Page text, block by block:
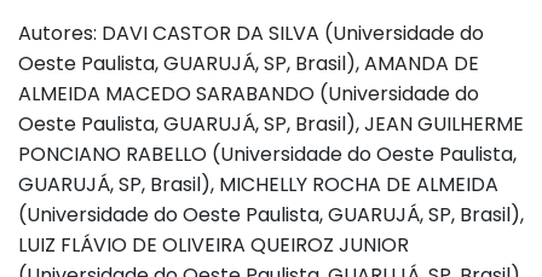
Autores: DAVI CASTOR DA SILVA (Universidade do
Oeste Paulista, GUARUJÁ, SP, Brasil), AMANDA DE
ALMEIDA MACEDO SARABANDO (Universidade do
Oeste Paulista, GUARUJÁ, SP, Brasil), JEAN GUILHERME
PONCIANO RABELLO (Universidade do Oeste Paulista,
GUARUJÁ, SP, Brasil), MICHELLY ROCHA DE ALMEIDA
(Universidade do Oeste Paulista, GUARUJÁ, SP, Brasil),
LUIZ FLÁVIO DE OLIVEIRA QUEIROZ JUNIOR